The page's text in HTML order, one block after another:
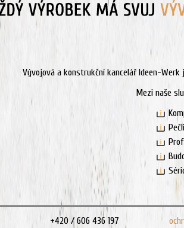
Vývojová a konstrukční kancelář Ideen-
Mezi naše
+420 / 606 436 197